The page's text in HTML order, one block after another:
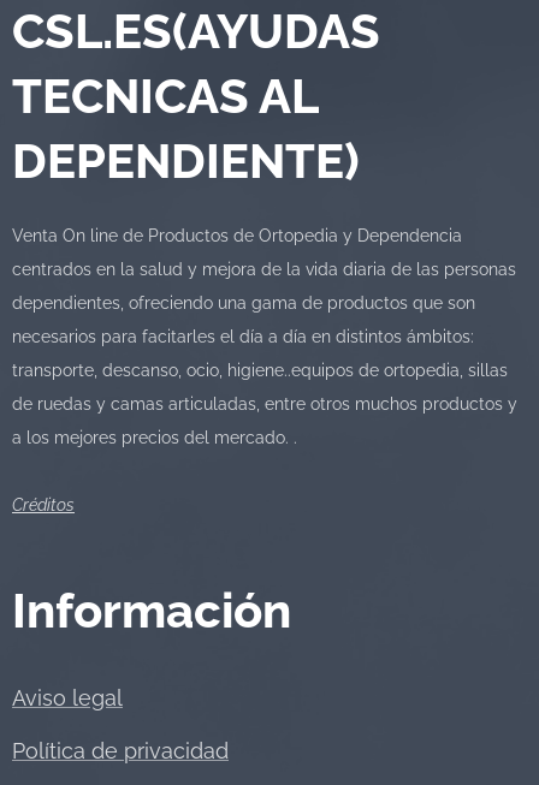
CSL.ES(AYUDAS
TECNICAS AL
DEPENDIENTE)
Venta On line de Productos de Ortopedia y Dependencia
centrados en la salud y mejora de la vida diaria de las personas
dependientes, ofreciendo una gama de productos que son
necesarios para facitarles el día a día en distintos ámbitos:
transporte, descanso, ocio, higiene..equipos de ortopedia, sillas
de ruedas y camas articuladas, entre otros muchos productos y
a los mejores precios del mercado. .
Créditos
Información
Aviso legal
Política de privacidad